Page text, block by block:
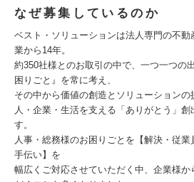
なぜ募集しているのか
ベスト・ソリューションは法人専門の不動
業から14年。
約350社様とのお取引の中で、一つ一つの
困りごと』を常に考え、
その中から価値の創造とソリューションの
人・企業・生活を支える「ありがとう」創
す。
人事・総務様のお困りごとを【解決・従
手伝い】を
幅広くご対応させていただく中、企業様